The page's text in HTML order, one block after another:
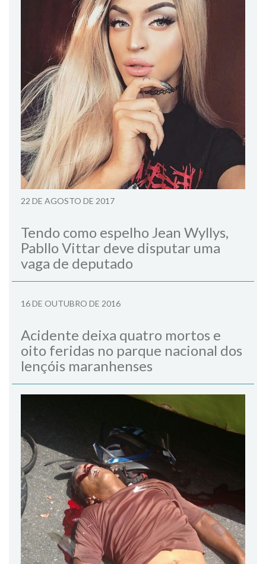
22 DE AGOSTO DE 2017
Tendo como espelho Jean Wyllys,
Pabllo Vittar deve disputar uma
vaga de deputado
16 DE OUTUBRO DE 2016
Acidente deixa quatro mortos e
oito feridas no parque nacional dos
lençóis maranhenses